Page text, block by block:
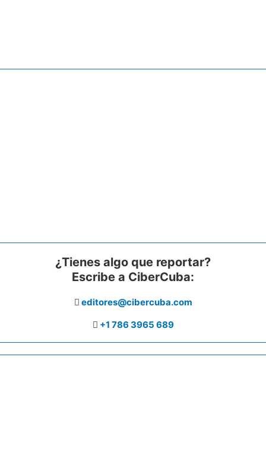
¿Tienes algo que reportar?
Escribe a CiberCuba:
editores@cibercuba.com
+1 786 3965 689